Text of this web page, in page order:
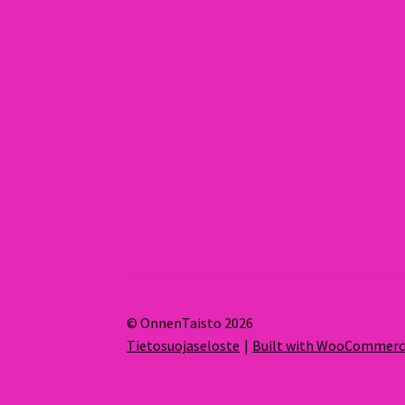
© OnnenTaisto 2026
Tietosuojaseloste
Built with